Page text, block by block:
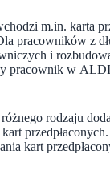
m.in. karta
pracowników z
i
pracownik w
rodzaju
kart